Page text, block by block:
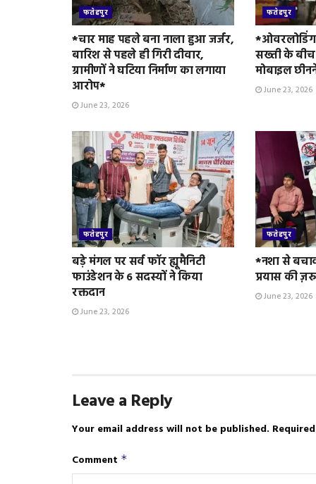
फतेहपुर
*चार माह पहले बना नाला हुआ जर्जर,
बारिश से पहले ही गिरी दीवार,
ग्रामीणों ने घटिया निर्माण का लगाया
आरोप*
June 23, 2026
फतेहपुर
*ओवरलोडिंग
सख्ती के
मोबाइल
June 23, 2026
फतेहपुर
बड़े मंगल पर सर्व फॉर ह्यूमैनिटी
फाउंडेशन के 6 सदस्यों ने किया
रक्तदान
June 23, 2026
फतेहपुर
*नशा से
प्रयास की
June 23, 2026
Leave a Reply
Your email address will not be published.
Comment *